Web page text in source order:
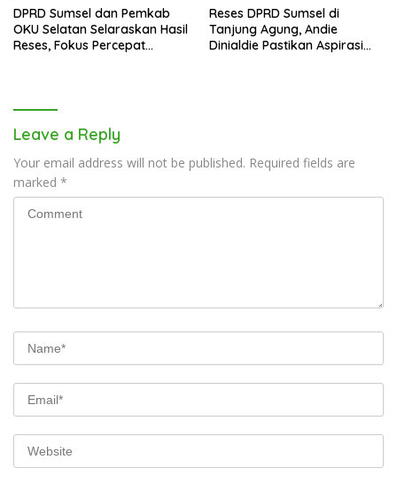
DPRD Sumsel dan Pemkab
OKU Selatan Selaraskan Hasil
Reses, Fokus Percepat
Reses DPRD Sumsel di
Tanjung Agung, Andie
Dinialdie Pastikan Aspirasi
Leave a Reply
Your email address will not be published. Required fields are
marked *